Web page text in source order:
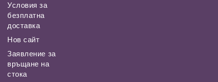
Условия за
безплатна
доставка
Нов сайт
Заявление за
връщане на
стока